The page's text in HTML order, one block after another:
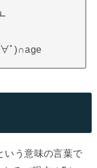
ﾟ)∩age
いう意味の言葉で